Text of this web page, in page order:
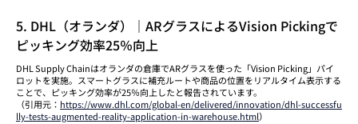
5. DHL（オランダ）｜ARグラスによるVision Pickingで
ピッキング効率25％向上
DHL Supply Chainはオランダの倉庫でARグラスを使った「Vision Picking」パイ
ロットを実施。スマートグラスに補充ルートや商品の位置をリアルタイム表示する
ことで、ピッキング効率が25％向上したと報告されています。
（引用元： https://www.dhl.com/global-en/delivered/innovation/dhl-successfu
lly-tests-augmented-reality-application-in-warehouse.html）